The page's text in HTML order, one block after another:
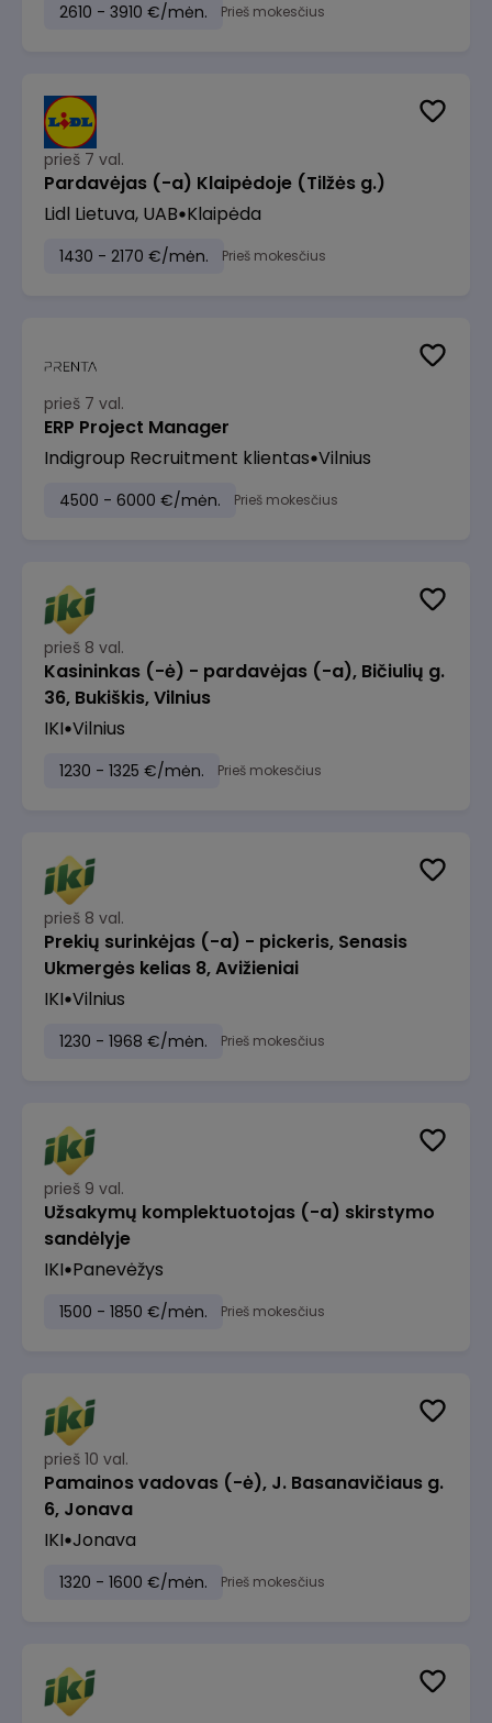
2610 - 3910 €/mėn. Prieš mokesčius
prieš 7 val.
Pardavėjas (-a) Klaipėdoje (Tilžės g.)
Lidl Lietuva, UAB Klaipėda
1430 - 2170 €/mėn. Prieš mokesčius
prieš 7 val.
ERP Project Manager
Indigroup Recruitment klientas Vilnius
4500 - 6000 €/mėn. Prieš mokesčius
prieš 8 val.
Kasininkas (-ė) - pardavėjas (-a), Bičiulių g.
36, Bukiškis, Vilnius
IKI Vilnius
1230 - 1325 €/mėn. Prieš mokesčius
prieš 8 val.
Prekių surinkėjas (-a) - pickeris, Senasis
Ukmergės kelias 8, Avižieniai
IKI Vilnius
1230 - 1968 €/mėn. Prieš mokesčius
prieš 9 val.
Užsakymų komplektuotojas (-a) skirstymo
sandėlyje
IKI Panevėžys
1500 - 1850 €/mėn. Prieš mokesčius
prieš 10 val.
Pamainos vadovas (-ė), J. Basanavičiaus g.
6, Jonava
IKI Jonava
1320 - 1600 €/mėn. Prieš mokesčius